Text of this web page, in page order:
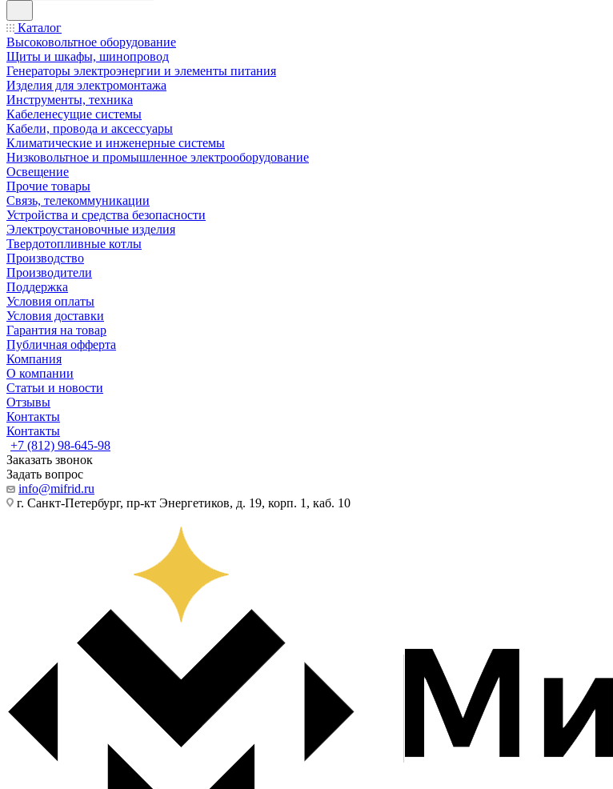
Каталог
Высоковольтное оборудование
Щиты и шкафы, шинопровод
Генераторы электроэнергии и элементы питания
Изделия для электромонтажа
Инструменты, техника
Кабеленесущие системы
Кабели, провода и аксессуары
Климатические и инженерные системы
Низковольтное и промышленное электрооборудование
Освещение
Прочие товары
Связь, телекоммуникации
Устройства и средства безопасности
Электроустановочные изделия
Твердотопливные котлы
Производство
Производители
Поддержка
Условия оплаты
Условия доставки
Гарантия на товар
Публичная офферта
Компания
О компании
Статьи и новости
Отзывы
Контакты
Контакты
+7 (812) 98-645-98
Заказать звонок
Задать вопрос
info@mifrid.ru
г. Санкт-Петербург, пр-кт Энергетиков, д. 19, корп. 1, каб. 10